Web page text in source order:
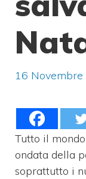
16
Tutto il
ondata della
soprattutto i